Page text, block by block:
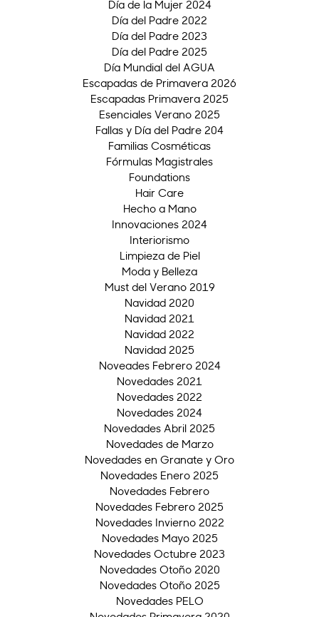
Día de la Mujer 2024
Día del Padre 2022
Día del Padre 2023
Día del Padre 2025
Día Mundial del AGUA
Escapadas de Primavera 2026
Escapadas Primavera 2025
Esenciales Verano 2025
Fallas y Día del Padre 204
Familias Cosméticas
Fórmulas Magistrales
Foundations
Hair Care
Hecho a Mano
Innovaciones 2024
Interiorismo
Limpieza de Piel
Moda y Belleza
Must del Verano 2019
Navidad 2020
Navidad 2021
Navidad 2022
Navidad 2025
Noveades Febrero 2024
Novedades 2021
Novedades 2022
Novedades 2024
Novedades Abril 2025
Novedades de Marzo
Novedades en Granate y Oro
Novedades Enero 2025
Novedades Febrero
Novedades Febrero 2025
Novedades Invierno 2022
Novedades Mayo 2025
Novedades Octubre 2023
Novedades Otoño 2020
Novedades Otoño 2025
Novedades PELO